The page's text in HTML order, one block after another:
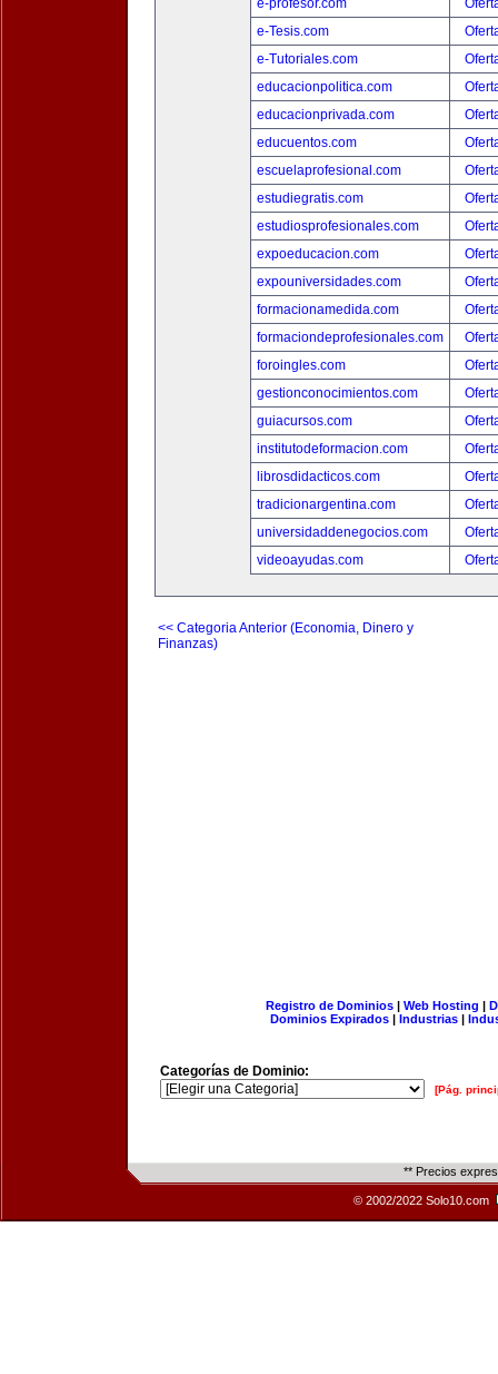
e-profesor.com
e-Tesis.com
e-Tutoriales.com
educacionpolitica.com
educacionprivada.com
educuentos.com
escuelaprofesional.com
estudiegratis.com
estudiosprofesionales.com
expoeducacion.com
expouniversidades.com
formacionamedida.com
formaciondeprofesionales.com
foroingles.com
gestionconocimientos.com
guiacursos.com
institutodeformacion.com
librosdidacticos.com
tradicionargentina.com
universidaddenegocios.com
videoayudas.com
<< Categoria Anterior (Economia, Dinero y
Finanzas)
Registro de Dominios| Web Hosting |
Dominios Expirados | Industrias |
Categorías de Dominio:
[Pág.
** Precios
© 2002/2022 Solo10.com